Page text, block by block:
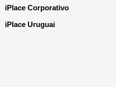
iPlace Corporativo
iPlace Uruguai